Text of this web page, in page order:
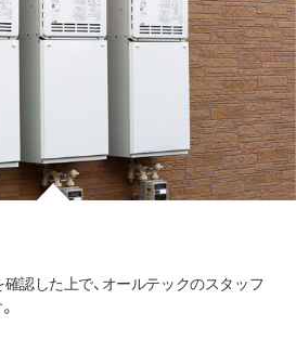
認した上で、オールテックのスタッフ